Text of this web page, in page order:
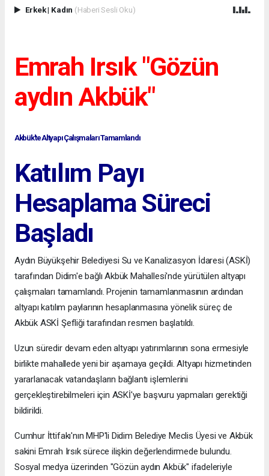
Erkek| Kadın (Haberi Sesli Oku)
Emrah Irsık "Gözün
aydın Akbük"
Akbük'te Altyapı Çalışmaları Tamamlandı
Katılım Payı
Hesaplama Süreci
Başladı
Aydın Büyükşehir Belediyesi Su ve Kanalizasyon İdaresi (ASKİ)
tarafından Didim'e bağlı Akbük Mahallesi'nde yürütülen altyapı
çalışmaları tamamlandı. Projenin tamamlanmasının ardından
altyapı katılım paylarının hesaplanmasına yönelik süreç de
Akbük ASKİ Şefliği tarafından resmen başlatıldı.
Uzun süredir devam eden altyapı yatırımlarının sona ermesiyle
birlikte mahallede yeni bir aşamaya geçildi. Altyapı hizmetinden
yararlanacak vatandaşların bağlantı işlemlerini
gerçekleştirebilmeleri için ASKİ'ye başvuru yapmaları gerektiği
bildirildi.
Cumhur İttifakı'nın MHP'li Didim Belediye Meclis Üyesi ve Akbük
sakini Emrah Irsık sürece ilişkin değerlendirmede bulundu.
Sosyal medya üzerinden "Gözün aydın Akbük" ifadeleriyle